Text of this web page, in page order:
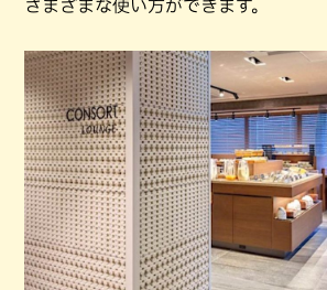
さまざまな使い方ができます。